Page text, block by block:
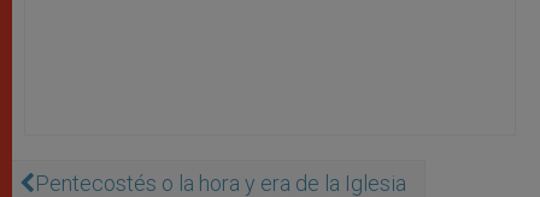
Pentecostés o la hora y era de la Iglesia